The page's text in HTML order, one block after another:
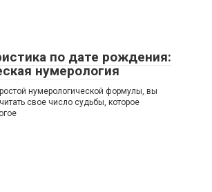
по дате рождения:
нумерология
нумерологической формулы, вы
свое число судьбы, которое